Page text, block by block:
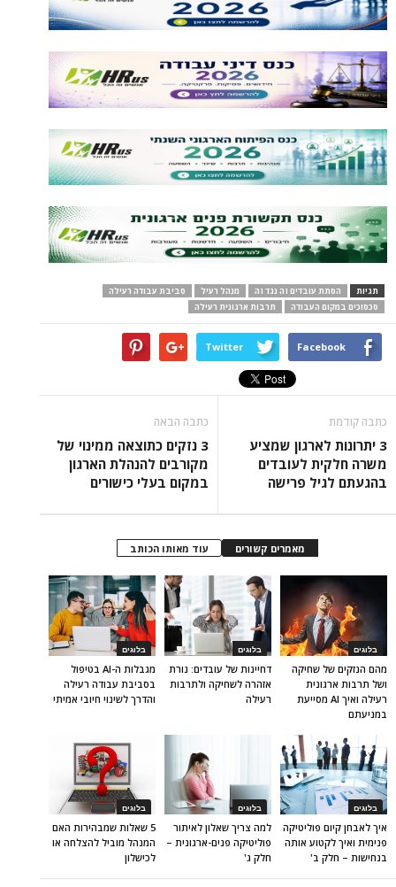
תגיות הסתת עובדים זה נגד זה מנהל רעיל
סביבת עבודה רעילה
סכסוכים במקום העבודה
תרבות ארגונית רעילה
Facebook
Twitter
כתבה קודמת
3 יתרונות לארגון שמציע
משרה חלקית לעובדים
בהגעתם לגיל פרישה
כתבה הבאה
3 נזקים כתוצאה ממינוי של
מקורבים להנהלת הארגון
במקום בעלי כישורים
מאמרים קשורים עוד מאותו הכותב
בלוגים
מגבלות ה-AI בטיפול
בסביבת עבודה רעילה
והדרך לשינוי חיובי אמיתי
בלוגים
דחיינות של עובדים: נורת
אזהרה לשחיקה ולתרבות
רעילה
בלוגים
מהם הנזקים של שחיקה
ושל תרבות ארגונית
רעילה ואיך AI מסייעת
במניעתם
בלוגים
5 שאלות שמבהירות האם
המנהל מוביל להצלחה או
לכישלון
בלוגים
למה צריך שאלון לאיתור
פוליטיקה פנים-ארגונית –
חלק ג'
בלוגים
איך לאבחן קיום פוליטיקה
פנימית ואיך לקטוע אותה
בנחישות – חלק ב'